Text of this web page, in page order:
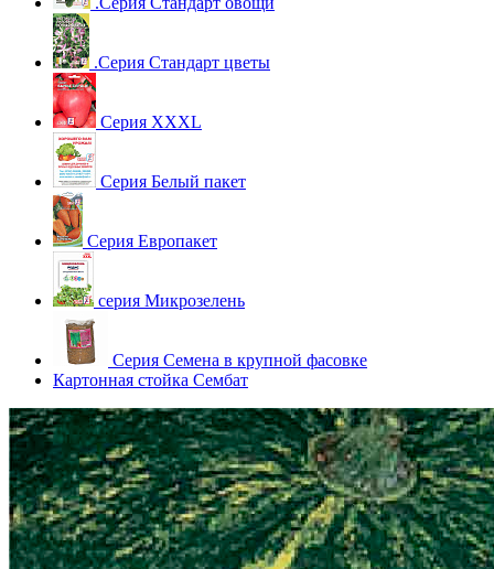
.Серия Стандарт цветы
Серия XXXL
Серия Белый пакет
Серия Европакет
серия Микрозелень
Серия Семена в крупной фасовке
Картонная стойка Сембат